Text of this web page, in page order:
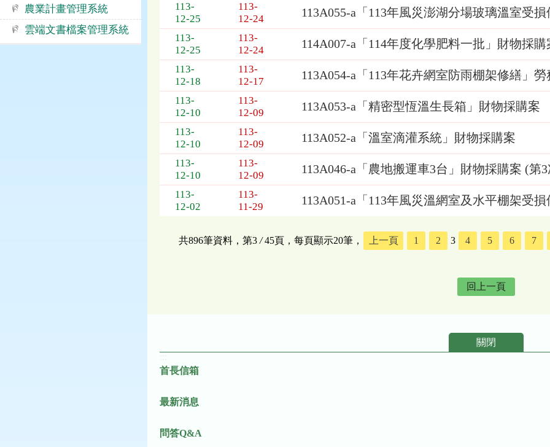
農業計畫管理系統
雲端文書檔案管理系統
113-
12-25
113-
12-24
113A055-a「113年風災澎湖分場玻璃溫室受
113-
12-25
113-
12-24
114A007-a「114年度化學肥料一批」財物採購
113-
12-18
113-
12-17
113A054-a「113年花卉網室防雨棚架修繕」
113-
12-10
113-
12-09
113A053-a「精密型恆溫生長箱」財物採購案
113-
12-10
113-
12-09
113A052-a「溫室滴灌系統」財物採購案
113-
12-10
113-
12-09
113A046-a「農地搬運車3台」財物採購案 (第
113-
12-02
113-
11-29
113A051-a「113年風災溫網室及水平棚架受
共896筆資料，第3 /45頁，每頁顯示20筆， 上一頁 1 2 3 4 5 6 7
回上一頁
關閉
首長信箱
最新消息
問答Q&A